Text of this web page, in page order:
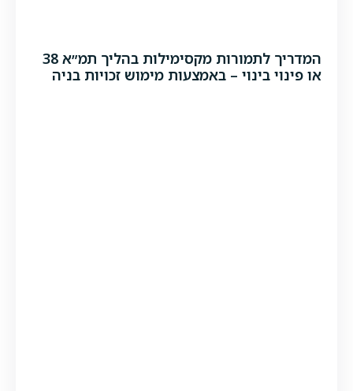
המדריך לתמורות מקסימילות בהליך תמ״א 38
או פינוי בינוי – באמצעות מימוש זכויות בניה